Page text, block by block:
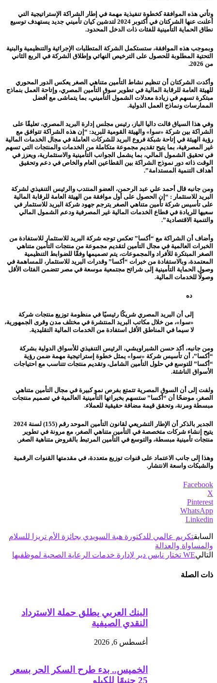
وتأتي هذه الموافقة كخطوة تنفيذية مهمة في إطار الشراكة الإستراتيجية التي
أعلنت عنها الشركتان في أكتوبر 2024 لتدشين كيان تأميني جديد يستهدف توسيع
نطاق الحماية التأمينية للفئات ذات الدخل المحدود.
وبموجب هذه الموافقة، ستستكمل الشركة المتطلبات الإجرائية والتنظيمية والبنية
التحتية المطلوبة للحصول على الترخيص النهائي وإطلاق الشركة في الربع الثاني
من 2026.
وأكدت الشركتان أن تنظيم نشاط التأمين متناهي الصغر يعكس الدور المحوري
للهيئة العامة للرقابة المالية في تطوير سوق التأمين المصري، وإتاحة العمل بنماذج
مبتكرة تسهم في زيادة معدلات الشمول التأميني، بما يتماشى مع أفضل
الممارسات ونماذج العمل الدولية.
وفي هذا السياق قالت داليا الباز، رئيس مجلس إدارة البريد المصري، تعليقًا على
الشراكة بين شركة «سوا» والهيئة القومية للبريد: “إن هذه الشراكة تتوافق مع
رؤية الهيئة في إتاحة شبكة فروع البريد للشركات العاملة في مجال الخدمات المالية
غير المصرفية، بما يتيح تقديم مجموعة متكاملة من الخدمات والمنتجات التي تسهم
في تحقيق الشمول المالي، بما يشمل الجوانب التأمينية والاستثمارية، ويعزز في
الوقت ذاته دور نموذج الشراكة بين القطاعين العام والخاص في دعم وتحقيق
أهداف التنمية المستدامة”.
ومن جانبه قال أحمد علي عبد الرحمن، العضو المنتدب والرئيس التنفيذي لشركة
البريد للاستثمار : “إن الحصول على أول موافقة من الهيئة العامة للرقابة المالية
على تأسيس شركة تأمين متناهي الصغر يترجم جهود شركة البريد للاستثمار في
سعيها للريادة في قطاع الخدمات المالية غير المصرفية ودعم الشمول المالي
والتنمية الاقتصادية”.
وأضاف أن الشراكة مع “أكسا” تعكس توجه شركة البريد للاستثمار للاستفادة من
الخبرات العالمية في مجال التأمين لتقديم مجموعة من منتجات التأمين متناهي
الصغر المبتكرة للأفراد والمجموعات، يتم تصميمها وفقًا للضوابط التنظيمية
المعتمدة، وبالاستفادة من خبرات “أكسا” وقدرات البريد للاستثمار، للمساهمة في
وصول الحماية التأمينية إلى شرائح مجتمعية موسعة في مصر تتضمن الفئات الأقل
وصولًا للخدمات المالية.
ده
إلى أن البريد المصري شريكًا رئيسيًا في منظومة توزيع منتجات شركة
«سوا»، من خلال مكاتب البريد المنتشرة في مختلف مدن وقرى الجمهورية،
لا سيما في المناطق الأقل استفادة من الخدمات المالية التقليدية.
ومن جانبه، أكد حسن الشبراويشي، الرئيس التنفيذي للأسواق الدولية بشركة
“أكسا”، أن تأسيس شركة «سوا» يمثل خطوة إستراتيجية مهمة ضمن رؤية
“أكسا” للتوسع في حلول التأمين الشامل، وتقديم منتجات تتناسب مع احتياجات
الأسواق الناشئة.
ولفت إلى أن السوق المصرية تتمتع بفرص نمو كبيرة في مجال التأمين متناهي
الصغر، موضحًا أن “أكسا” ستسهم بخبراتها التأمينية العالمية في تصميم منتجات
مبسطة ومرنة، وتحقق قيمة مضافة حقيقية للعملاء.
الجدير بالذكر أن الإطار التشريعي لقانون التأمين الموحد رقم (155) لسنة 2024
يتيح إنشاء شركات متخصصة في التأمين متناهي الصغر، مع مرونة في تطوير
منتجات تأمينية مبسطة، والتوسع في التأمين المرتبط بالقروض متناهية الصغر.
وهذا إلى جانب الاعتماد على قنوات توزيع متعددة، في مقدمتها القنوات الرقمية
والشبكات واسعة الانتشار.
Facebook
X
Pinterest
WhatsApp
Linkedin
السابقتكريم عالمي للدكتورة هبة السويدي بجائزة الأم تريزا للسلام
والمساواة والعدالة
التاليWE تختار نايس دير لإدارة خدمات الرعاية الصحية لموظفيها
ذات الصلة
البنك العربي يطلق حملة الاسترداد
النقدي الصيفية
أغسطس 6, 2026
الخميس.. بدء طرح السكر الحر بسعر
25 جنيهًا للكيلو